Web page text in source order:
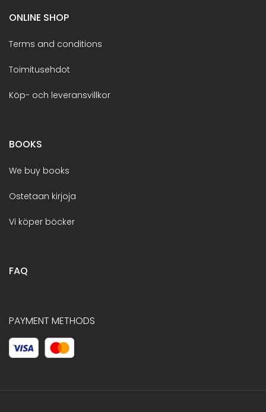
ONLINE SHOP
Terms and conditions
Toimitusehdot
Köp- och leveransvillkor
BOOKS
We buy books
Ostetaan kirjoja
Vi köper böcker
FAQ
PAYMENT METHODS